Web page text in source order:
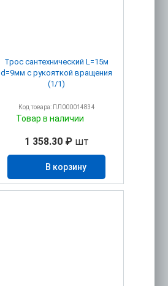
Трос сантехнический L=15м
d=9мм с рукояткой вращения
(1/1)
Код товара: ПЛ000014834
Товар в наличии
1 358.30 ₽шт
В корзину